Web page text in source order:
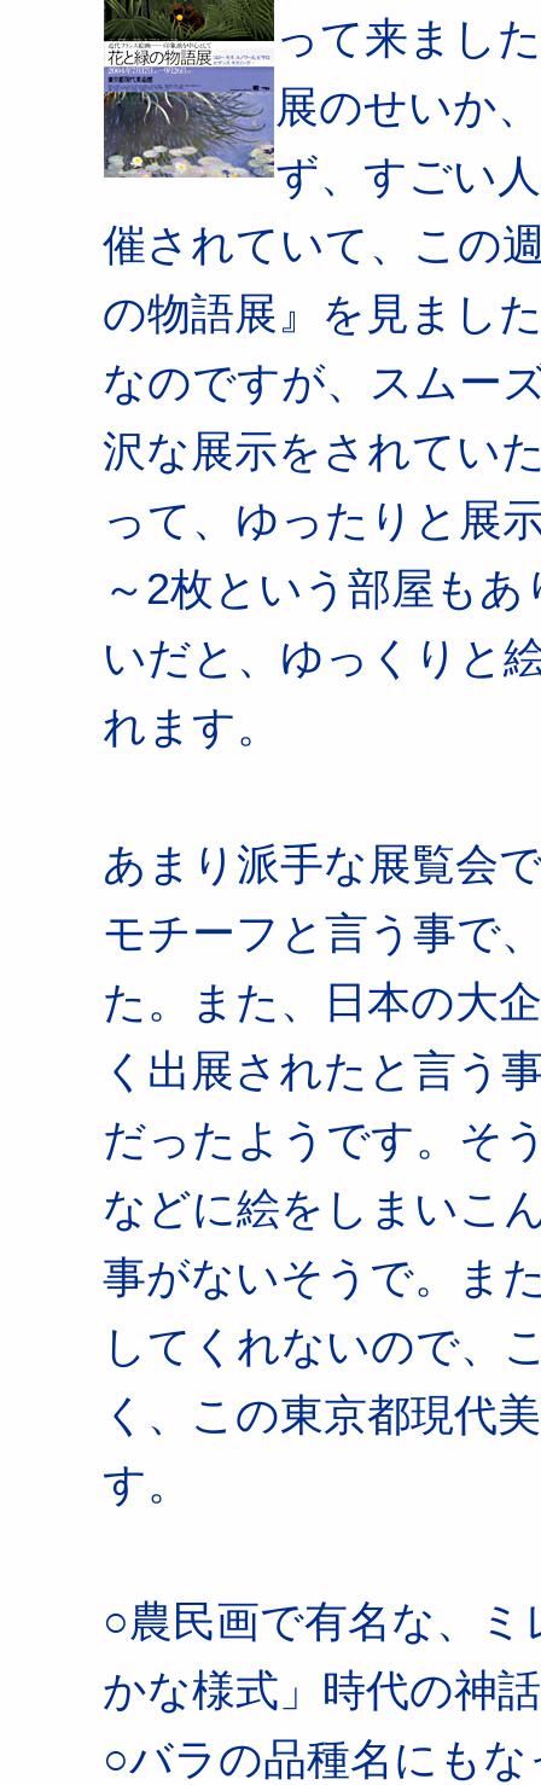
って来まし
展のせいか
ず、すごい
催されていて、この
の物語展』を見まし
なのですが、スムー
沢な展示をされてい
って、ゆったりと展
～2枚という部屋も
いだと、ゆっくりと
れます。
あまり派手な展覧会
モチーフと言う事で
た。また、日本の大
く出展されたと言う
だったようです。そ
などに絵をしまいこ
事がないそうで。ま
してくれないので、
く、この東京都現代
す。
○農民画で有名な、
かな様式」時代の神
○バラの品種名にも